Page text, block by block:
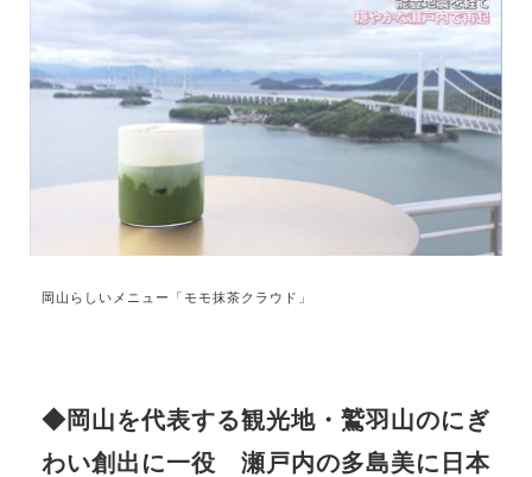
岡山らしいメニュー「モモ抹茶クラウド」
◆岡山を代表する観光地・鷲羽山のにぎ
わい創出に一役 瀬戸内の多島美に日本